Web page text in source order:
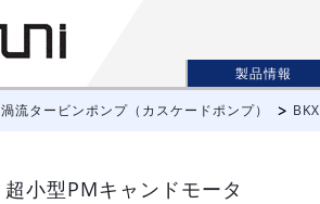
製品情報
渦流タービンポンプ（カスケードポンプ） BKX
超小型PMキャンドモータ